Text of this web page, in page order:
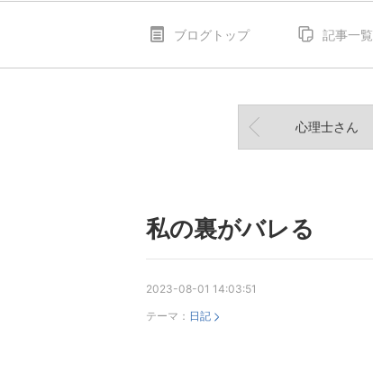
ブログトップ 記事一覧
心理士さん
私の裏がバレる
2023-08-01 14:03:51
テーマ： 日記